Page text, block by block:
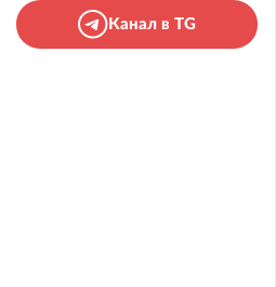
Канал в TG